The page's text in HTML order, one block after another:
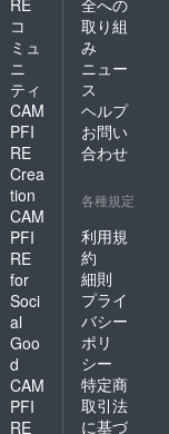
RE
コ
ミュ
ニ
ティ
CAM
PFI
RE
Crea
tion
CAM
PFI
RE
for
Soci
al
Goo
d
CAM
PFI
RE
全への
取り組
み
ニュー
ス
ヘルプ
お問い
合わせ
各種規定
利用規
約
細則
プライ
バシー
ポリ
シー
特定商
取引法
に基づ